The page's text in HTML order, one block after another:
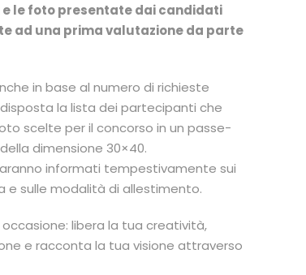
le foto presentate dai candidati
ad una prima valutazione da parte
in base al numero di richieste
la lista dei partecipanti che
scelte per il concorso in un passe-
dimensione 30×40.
informati tempestivamente sui
e sulle modalità di allestimento.
libera la tua creatività,
e racconta la tua visione attraverso